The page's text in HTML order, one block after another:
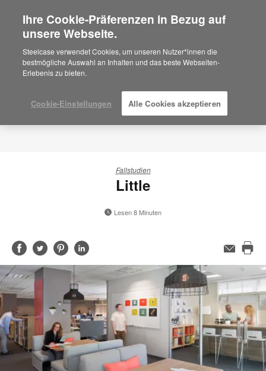
Are you in United States?
Would you like to see Products we sell in
your region?
Americas
Español
Fallstudien
Little
Lesen 8 Minuten
Auf
Facebook
teilen
Auf
Twitter
teilen
Auf
Pinterest
teilen
Auf
LinkedIn
teilen
E-
Adresse
Ihre Cookie-Präferenzen in Bezug auf
unsere Webseite.
Steelcase verwendet Cookies, um unseren Nutzer*innen die
bestmögliche Auswahl an Inhalten und das beste Webseiten-
Erlebenis zu bieten.
Cookie-Einstellungen Alle Cookies akzeptieren